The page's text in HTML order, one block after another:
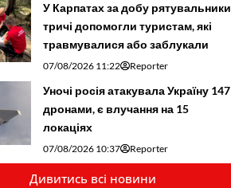
У Карпатах за добу рятувальники
тричі допомогли туристам, які
травмувалися або заблукали
07/08/2026 11:22 Reporter
Уночі росія атакувала Україну 147
дронами, є влучання на 15
локаціях
07/08/2026 10:37 Reporter
Дивитись всі новини